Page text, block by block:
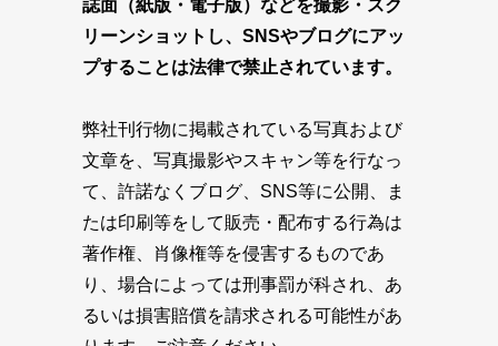
誌面（紙版・電子版）などを撮影・スク
リーンショットし、SNSやブログにアッ
プすることは法律で禁止されています。
弊社刊行物に掲載されている写真および
文章を、写真撮影やスキャン等を行なっ
て、許諾なくブログ、SNS等に公開、ま
たは印刷等をして販売・配布する行為は
著作権、肖像権等を侵害するものであ
り、場合によっては刑事罰が科され、あ
るいは損害賠償を請求される可能性があ